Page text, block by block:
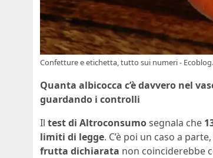
Confetture e etichetta, tutto sui numeri -
Quanta albicocca c’è davvero nel
guardando i controlli
Il test di Altroconsumosegnala che
limiti di legge. C’è poi un caso a
frutta dichiarata non coinciderebbe